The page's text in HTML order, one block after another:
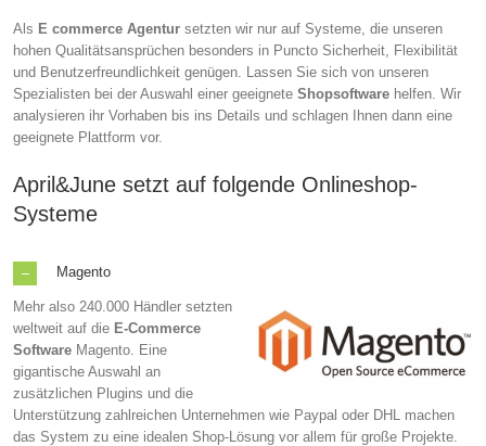
Als E commerce Agentur setzten wir nur auf Systeme, die unseren
hohen Qualitätsansprüchen besonders in Puncto Sicherheit, Flexibilität
und Benutzerfreundlichkeit genügen. Lassen Sie sich von unseren
Spezialisten bei der Auswahl einer geeignete Shopsoftware helfen. Wir
analysieren ihr Vorhaben bis ins Details und schlagen Ihnen dann eine
geeignete Plattform vor.
April&June setzt auf folgende Onlineshop-
Systeme
Magento
Mehr also 240.000 Händler setzten
weltweit auf die E-Commerce
Software Magento. Eine
gigantische Auswahl an
zusätzlichen Plugins und die
Unterstützung zahlreichen Unternehmen wie Paypal oder DHL machen
das System zu eine idealen Shop-Lösung vor allem für große Projekte.